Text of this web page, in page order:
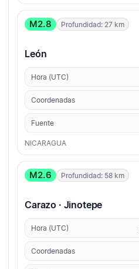
M2.8 Profundidad: 27 km
León
Hora (UTC)
Coordenadas
Fuente
NICARAGUA
M2.6 Profundidad: 58 km
Carazo · Jinotepe
Hora (UTC)
Coordenadas